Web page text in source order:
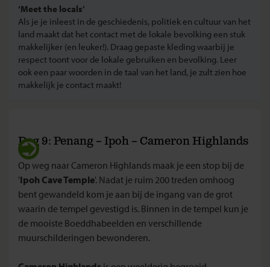
‘Meet the locals’
Als je je inleest in de geschiedenis, politiek en cultuur van het
land maakt dat het contact met de lokale bevolking een stuk
makkelijker (en leuker!). Draag gepaste kleding waarbij je
respect toont voor de lokale gebruiken en bevolking. Leer
ook een paar woorden in de taal van het land, je zult zien hoe
makkelijk je contact maakt!
Dag 9: Penang – Ipoh – Cameron Highlands
Op weg naar Cameron Highlands maak je een stop bij de
'Ipoh Cave Temple'. Nadat je ruim 200 treden omhoog
bent gewandeld kom je aan bij de ingang van de grot
waarin de tempel gevestigd is. Binnen in de tempel kun je
de mooiste Boeddhabeelden en verschillende
muurschilderingen bewonderen.